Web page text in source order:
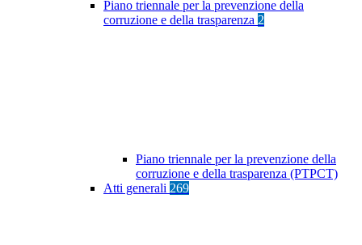
Piano triennale per la prevenzione della
corruzione e della trasparenza 2
Piano triennale per la prevenzione della
corruzione e della trasparenza (PTPCT)
Atti generali 269